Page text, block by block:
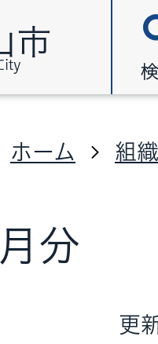
市
ホーム 組
分
更